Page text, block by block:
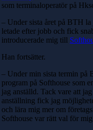
som terminaloperatör på
– Under sista året på BTH
letade efter jobb och fick
introducerade mig till
Han fortsätter.
– Under min sista termin på
program på Softhouse som
jag anställd. Tack vare att
anställning fick jag
och lära mig mer om
Softhouse var rätt val för